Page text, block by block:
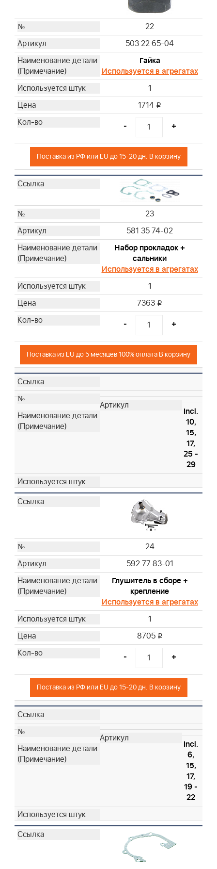
22
503 22 65-04
Гайка
Используется в агрегатах
1
1714 i
- +
Поставка из РФ или EU до 15-20 дн. В корзину
23
581 35 74-02
Набор прокладок +
сальники
Используется в агрегатах
1
7363 i
- +
Поставка из EU до 5 месяцев 100% оплата В корзину
Incl.
10,
15,
17,
25 -
29
24
592 77 83-01
Глушитель в сборе +
крепление
Используется в агрегатах
1
8705 i
- +
Поставка из РФ или EU до 15-20 дн. В корзину
Incl.
6,
15,
17,
19 -
22